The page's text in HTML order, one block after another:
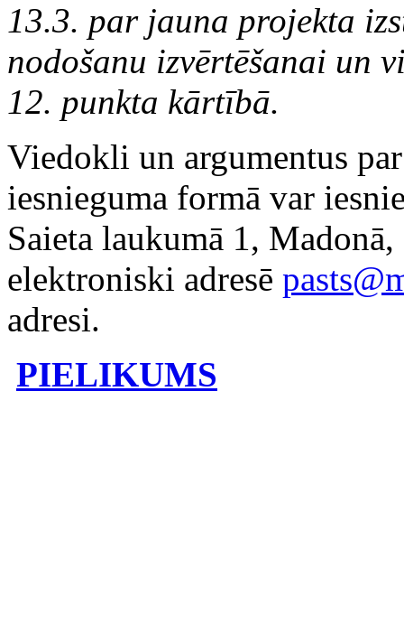
13.3. par jauna projekta
nodošanu izvērtēšanai un
12. punkta kārtībā.
Viedokli un argumentus
iesnieguma formā var
Saieta laukumā 1,
elektroniski adresē
adresi.
PIELIKUMS